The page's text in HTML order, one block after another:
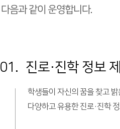
다음과 같이 운영합니다.
01. 진로·진학 정보
학생들이 자신의 꿈을 찾고
다양하고 유용한 진로·진학